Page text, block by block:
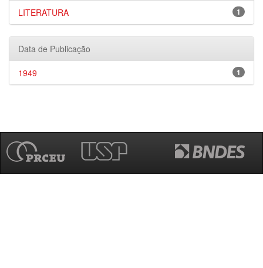
1
LITERATURA
Data de Publicação
1
1949